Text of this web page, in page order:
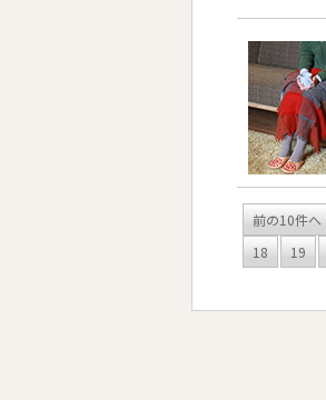
前の10件へ
18
19